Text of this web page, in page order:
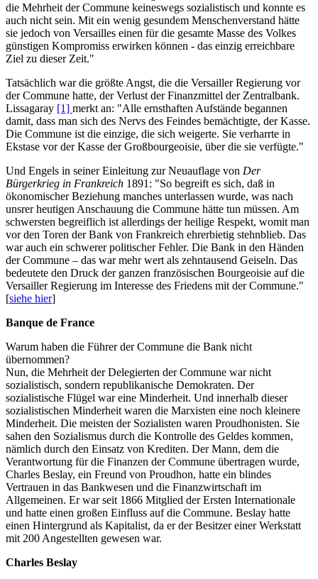
die Mehrheit der Commune keineswegs sozialistisch und konnte es
auch nicht sein. Mit ein wenig gesundem Menschenverstand hätte
sie jedoch von Versailles einen für die gesamte Masse des Volkes
günstigen Kompromiss erwirken können - das einzig erreichbare
Ziel zu dieser Zeit."
Tatsächlich war die größte Angst, die die Versailler Regierung vor
der Commune hatte, der Verlust der Finanzmittel der Zentralbank.
Lissagaray [1] merkt an: "Alle ernsthaften Aufstände begannen
damit, dass man sich des Nervs des Feindes bemächtigte, der Kasse.
Die Commune ist die einzige, die sich weigerte. Sie verharrte in
Ekstase vor der Kasse der Großbourgeoisie, über die sie verfügte."
Und Engels in seiner Einleitung zur Neuauflage von Der
Bürgerkrieg in Frankreich 1891: "So begreift es sich, daß in
ökonomischer Beziehung manches unterlassen wurde, was nach
unsrer heutigen Anschauung die Commune hätte tun müssen. Am
schwersten begreiflich ist allerdings der heilige Respekt, womit man
vor den Toren der Bank von Frankreich ehrerbietig stehnblieb. Das
war auch ein schwerer politischer Fehler. Die Bank in den Händen
der Commune – das war mehr wert als zehntausend Geiseln. Das
bedeutete den Druck der ganzen französischen Bourgeoisie auf die
Versailler Regierung im Interesse des Friedens mit der Commune."
[siehe hier]
Banque de France
Warum haben die Führer der Commune die Bank nicht
übernommen?
Nun, die Mehrheit der Delegierten der Commune war nicht
sozialistisch, sondern republikanische Demokraten. Der
sozialistische Flügel war eine Minderheit. Und innerhalb dieser
sozialistischen Minderheit waren die Marxisten eine noch kleinere
Minderheit. Die meisten der Sozialisten waren Proudhonisten. Sie
sahen den Sozialismus durch die Kontrolle des Geldes kommen,
nämlich durch den Einsatz von Krediten. Der Mann, dem die
Verantwortung für die Finanzen der Commune übertragen wurde,
Charles Beslay, ein Freund von Proudhon, hatte ein blindes
Vertrauen in das Bankwesen und die Finanzwirtschaft im
Allgemeinen. Er war seit 1866 Mitglied der Ersten Internationale
und hatte einen großen Einfluss auf die Commune. Beslay hatte
einen Hintergrund als Kapitalist, da er der Besitzer einer Werkstatt
mit 200 Angestellten gewesen war.
Charles Beslay